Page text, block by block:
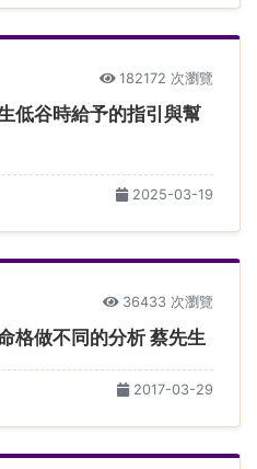
182172 次瀏覽
低谷時給予的指引與幫
2025-03-19
36433 次瀏覽
格做不同的分析 蔡先生
2017-03-29